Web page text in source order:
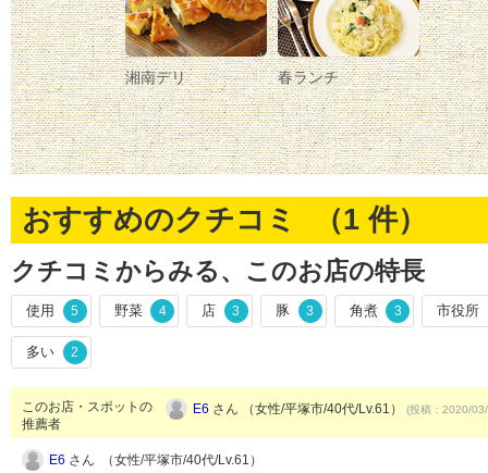
湘南デリ 春ランチ
おすすめのクチコミ （1 件）
クチコミからみる、このお店の特長
使用 5 野菜 4 店 3 豚 3 角煮 3 市役所
多い 2
このお店・スポットの
推薦者
E6 さん （女性/平塚市/40代/Lv.61） (投稿：2020/
E6 さん （女性/平塚市/40代/Lv.61）